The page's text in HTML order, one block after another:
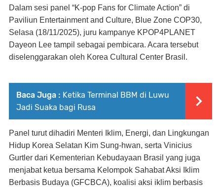
Dalam sesi panel “K-pop Fans for Climate Action” di
Paviliun Entertainment and Culture, Blue Zone COP30,
Selasa (18/11/2025), juru kampanye KPOP4PLANET
Dayeon Lee tampil sebagai pembicara. Acara tersebut
diselenggarakan oleh Korea Cultural Center Brasil.
Baca Juga : Ketika Terminal BBM di Luwu
Jadi Suaka bagi Rusa
Panel turut dihadiri Menteri Iklim, Energi, dan Lingkungan
Hidup Korea Selatan Kim Sung-hwan, serta Vinicius
Gurtler dari Kementerian Kebudayaan Brasil yang juga
menjabat ketua bersama Kelompok Sahabat Aksi Iklim
Berbasis Budaya (GFCBCA), koalisi aksi iklim berbasis